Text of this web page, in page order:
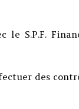
S.P.F.
des